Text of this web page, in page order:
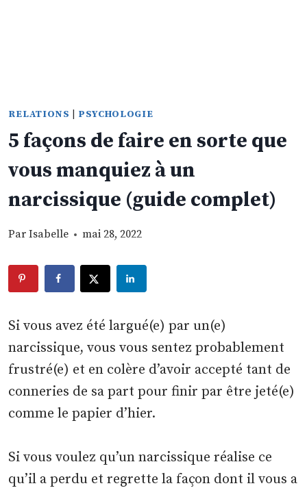
RELATIONS PSYCHOLOGIE
5 façons de faire en sorte que
vous manquiez à un
narcissique (guide complet)
Par Isabelle mai 28, 2022
Si vous avez été largué(e) par un(e)
narcissique, vous vous sentez probablement
frustré(e) et en colère d’avoir accepté tant de
conneries de sa part pour finir par être jeté(e)
comme le papier d’hier.
Si vous voulez qu’un narcissique réalise ce
qu’il a perdu et regrette la façon dont il vous a